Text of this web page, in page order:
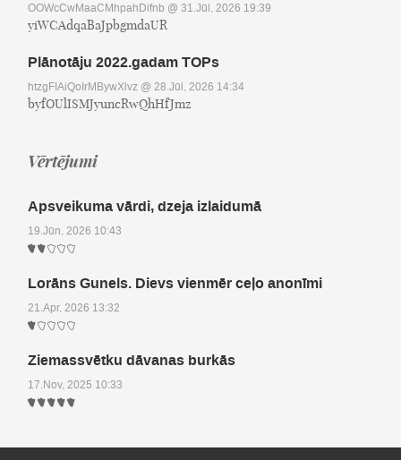
OOWcCwMaaCMhpahDifnb @ 31.Jūl, 2026 19:39
yiWCAdqaBaJpbgmdaUR
Plānotāju 2022.gadam TOPs
htzgFIAiQoIrMBywXlvz @ 28.Jūl, 2026 14:34
byfOUlISMJyuncRwQhHfJmz
Vērtējumi
Apsveikuma vārdi, dzeja izlaidumā
19.Jūn, 2026 10:43
Lorāns Gunels. Dievs vienmēr ceļo anonīmi
21.Apr, 2026 13:32
Ziemassvētku dāvanas burkās
17.Nov, 2025 10:33